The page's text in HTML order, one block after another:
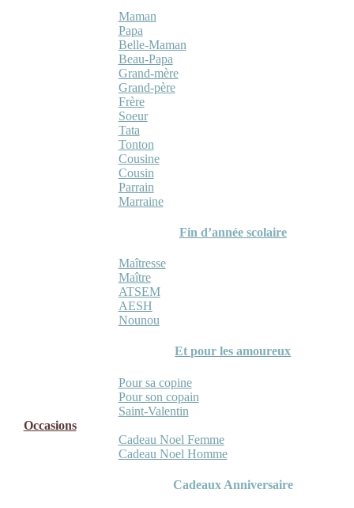
Maman
Papa
Belle-Maman
Beau-Papa
Grand-mère
Grand-père
Frère
Soeur
Tata
Tonton
Cousine
Cousin
Parrain
Marraine
Fin d’année scolaire
Maîtresse
Maître
ATSEM
AESH
Nounou
Et pour les amoureux
Pour sa copine
Pour son copain
Saint-Valentin
Occasions
Cadeau Noel Femme
Cadeau Noel Homme
Cadeaux Anniversaire